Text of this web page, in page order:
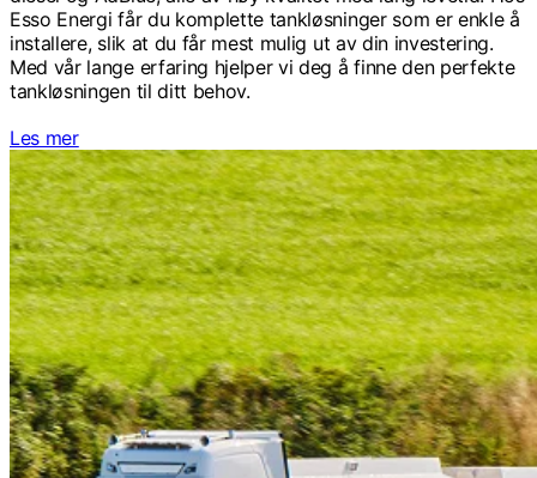
Esso Energi får du komplette tankløsninger som er enkle å
installere, slik at du får mest mulig ut av din investering.
Med vår lange erfaring hjelper vi deg å finne den perfekte
tankløsningen til ditt behov.
Les mer